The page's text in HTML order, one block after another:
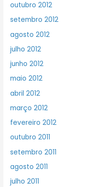
outubro 2012
setembro 2012
agosto 2012
julho 2012
junho 2012
maio 2012
abril 2012
março 2012
fevereiro 2012
outubro 2011
setembro 2011
agosto 2011
julho 2011